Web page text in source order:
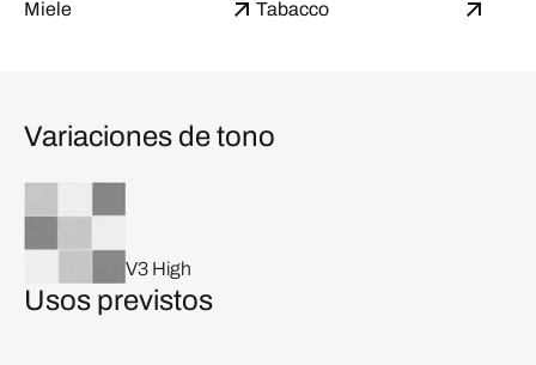
Miele Tabacco
Variaciones de tono
V3 High
Usos previstos